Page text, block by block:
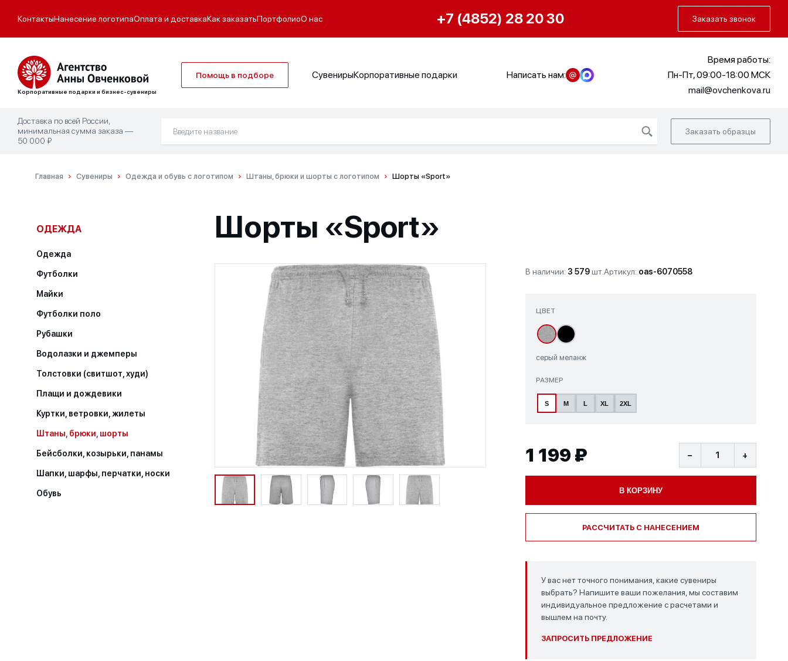
КонтактыНанесение логотипаОплата и доставкаКак заказатьПортфолиоО нас +7 (4852) 28 20 30 Заказать звонок
Корпоративные подарки и бизнес-сувениры
Помощь в подборе СувенирыКорпоративные подарки Написать нам:
Время работы:
Пн-Пт, 09:00-18:00 МСК
mail@ovchenkova.ru
Доставка по всей России,
минимальная сумма заказа —
50 000 ₽
Заказать образцы
Главная Сувениры Одежда и обувь с логотипом Штаны, брюки и шорты с логотипом Шорты «Sport»
ОДЕЖДА
Одежда
Футболки
Майки
Футболки поло
Рубашки
Водолазки и джемперы
Толстовки (свитшот, худи)
Плащи и дождевики
Куртки, ветровки, жилеты
Штаны, брюки, шорты
Бейсболки, козырьки, панамы
Шапки, шарфы, перчатки, носки
Обувь
Шорты «Sport»
В наличии: 3 579шт.Артикул: oas-6070558
ЦВЕТ
серый меланж
РАЗМЕР
S M L XL 2XL
1 199 ₽ − +
В КОРЗИНУ
РАССЧИТАТЬ С НАНЕСЕНИЕМ
У вас нет точного понимания, какие сувениры
выбрать? Напишите ваши пожелания, мы составим
индивидуальное предложение с расчетами и
вышлем на почту.
ЗАПРОСИТЬ ПРЕДЛОЖЕНИЕ